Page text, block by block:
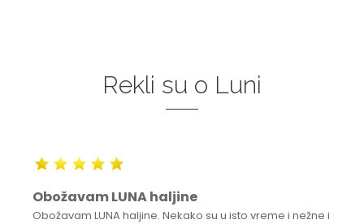
Rekli su o Luni
Obožavam LUNA haljine
Obožavam LUNA haljine. Nekako su u isto vreme i nežne i